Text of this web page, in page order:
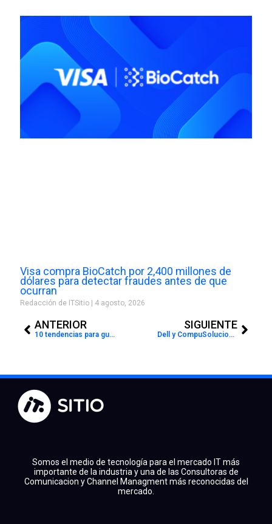
Visa compra BioCatch por 2,400 millones de
dólares para detectar fraudes antes de que
ocurran
Redacción de ITSitio 4 agosto, 2026
ANTERIOR
10 tendencias para guiar las estrategias de CX en 2025
SIGUIENTE
Dell y CompuSoluciones anuncian alianza para llegar a más canales en México y fortalecer su modelo de negocio
Somos el medio de tecnología para el mercado IT más
importante de la industria y una de las Consultoras de
Comunicacion y Channel Managment más reconocidas del
mercado.